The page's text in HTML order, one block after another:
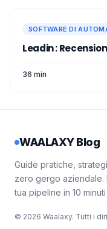
SOFTWARE DI
Leadin :
36 min
WAALAXY Blog
Guide pratiche,
zero gergo aziendale.
tua pipeline in 10
© 2026 Waalaxy. Tutti i